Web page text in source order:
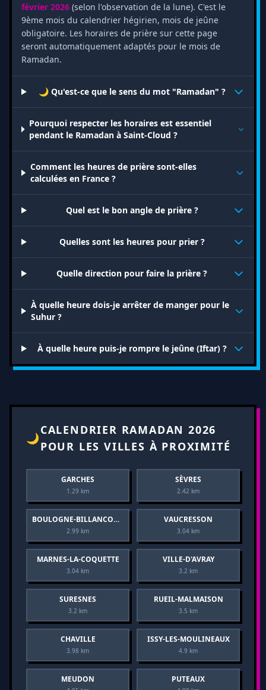
février 2026 (selon l'observation de la lune). C'est le
9ème mois du calendrier hégirien, mois de jeûne
obligatoire. Les horaires de prière sur cette page
seront automatiquement adaptés pour le mois de
Ramadan.
🌙 Qu'est-ce que le sens du mot "Ramadan" ?
Pourquoi respecter les horaires est essentiel
pendant le Ramadan à Saint-Cloud ?
Comment les heures de prière sont-elles
calculées en France ?
Quel est le bon angle de prière ?
Quelles sont les heures pour prier ?
Quelle direction pour faire la prière ?
À quelle heure dois-je arrêter de manger pour le
Suhur ?
À quelle heure puis-je rompre le jeûne (Iftar) ?
🌙
CALENDRIER RAMADAN 2026
POUR LES VILLES À PROXIMITÉ
GARCHES
1.29 km
SÈVRES
2.42 km
BOULOGNE-BILLANCOURT
2.99 km
VAUCRESSON
3.04 km
MARNES-LA-COQUETTE
3.04 km
VILLE-D'AVRAY
3.2 km
SURESNES
3.2 km
RUEIL-MALMAISON
3.5 km
CHAVILLE
3.98 km
ISSY-LES-MOULINEAUX
4.9 km
MEUDON PUTEAUX